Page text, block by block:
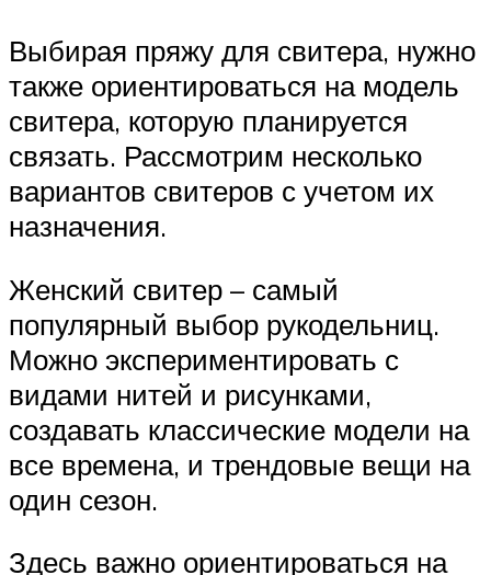
Выбирая пряжу для свитера, нужно
также ориентироваться на модель
свитера, которую планируется
связать. Рассмотрим несколько
вариантов свитеров с учетом их
назначения.
Женский свитер – самый
популярный выбор рукодельниц.
Можно экспериментировать с
видами нитей и рисунками,
создавать классические модели на
все времена, и трендовые вещи на
один сезон.
Здесь важно ориентироваться на